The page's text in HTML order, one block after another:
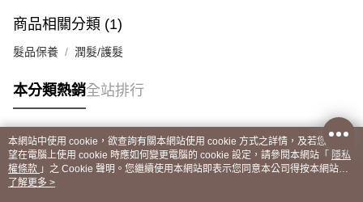
商品相關分類 (1)
髮品保養 潤髮/護髮
本分類熱銷全站排行
熱門標籤
本網站中使用 cookie，欲查詢有關本網站使用 cookie 方式之詳情，及若您不希
望在電腦上使用 cookie 時應如何變更電腦的 cookie 設定，請參閱本網站「 隱私
權條款 」之 Cookie 聲明。您繼續使用本網站即表示您同意本公司得按本網站使
用條款之 Cookie 聲明使用 cookie。
了解更多 >